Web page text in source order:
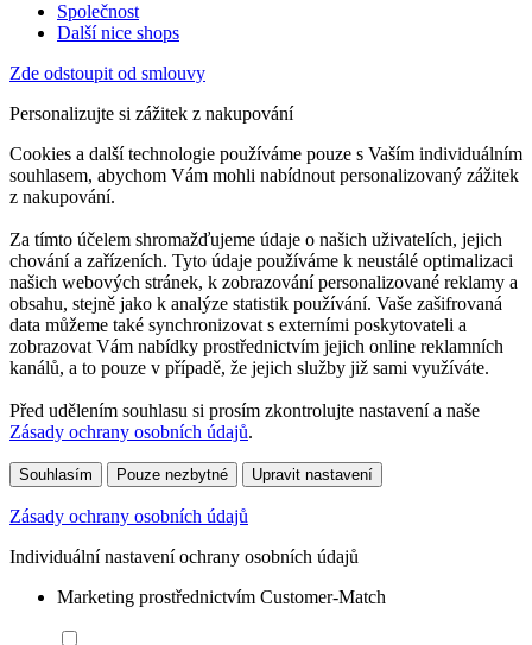
Společnost
Další nice shops
Zde odstoupit od smlouvy
Personalizujte si zážitek z nakupování
Cookies a další technologie používáme pouze s Vaším individuálním
souhlasem, abychom Vám mohli nabídnout personalizovaný zážitek
z nakupování.
Za tímto účelem shromažďujeme údaje o našich uživatelích, jejich
chování a zařízeních. Tyto údaje používáme k neustálé optimalizaci
našich webových stránek, k zobrazování personalizované reklamy a
obsahu, stejně jako k analýze statistik používání. Vaše zašifrovaná
data můžeme také synchronizovat s externími poskytovateli a
zobrazovat Vám nabídky prostřednictvím jejich online reklamních
kanálů, a to pouze v případě, že jejich služby již sami využíváte.
Před udělením souhlasu si prosím zkontrolujte nastavení a naše
Zásady ochrany osobních údajů.
Souhlasím Pouze nezbytné Upravit nastavení
Zásady ochrany osobních údajů
Individuální nastavení ochrany osobních údajů
Marketing prostřednictvím Customer-Match